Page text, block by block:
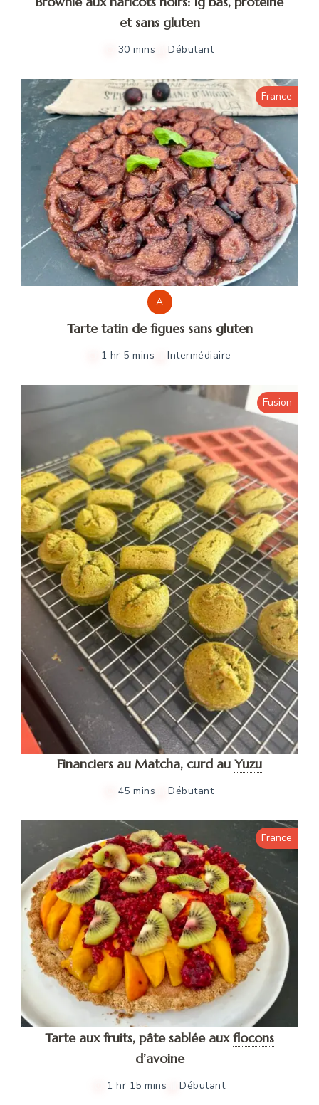
et sans gluten
30 mins Débutant
France
A
Tarte tatin de figues sans gluten
1 hr 5 mins Intermédiaire
Fusion
Financiers au Matcha, curd au Yuzu
45 mins Débutant
France
Tarte aux fruits, pâte sablée aux flocons
d’avoine
1 hr 15 mins Débutant